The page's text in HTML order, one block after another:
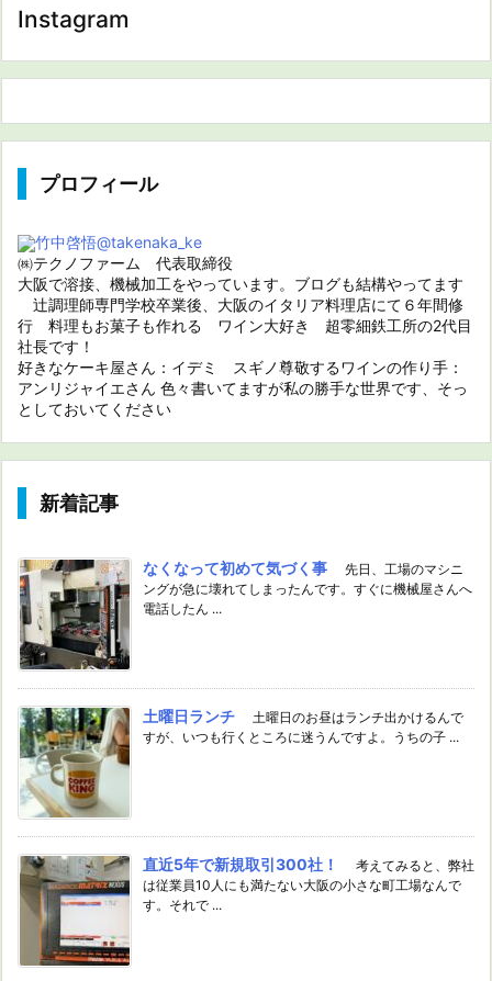
Instagram
プロフィール
竹中啓悟@takenaka_ke
㈱テクノファーム 代表取締役
大阪で溶接、機械加工をやっています。ブログも結構やってます
辻調理師専門学校卒業後、大阪のイタリア料理店にて６年間修
行 料理もお菓子も作れる ワイン大好き 超零細鉄工所の2代目
社長です！
好きなケーキ屋さん：イデミ スギノ尊敬するワインの作り手：
アンリジャイエさん 色々書いてますが私の勝手な世界です、そっ
としておいてください
新着記事
なくなって初めて気づく事
先日、工場のマシニ
ングが急に壊れてしまったんです。すぐに機械屋さんへ
電話したん ...
土曜日ランチ
土曜日のお昼はランチ出かけるんで
すが、いつも行くところに迷うんですよ。うちの子 ...
直近5年で新規取引300社！
考えてみると、弊社
は従業員10人にも満たない大阪の小さな町工場なんで
す。それで ...